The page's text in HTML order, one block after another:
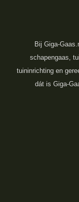
Bij Giga-
schapengaas,
tuininrichting en
dát is Giga-